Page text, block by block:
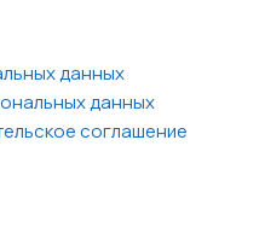
данных
данных
соглашение